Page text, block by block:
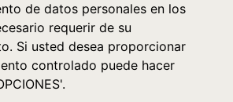
de datos personales en los
requerir de su
Si usted desea proporcionar
controlado puede hacer